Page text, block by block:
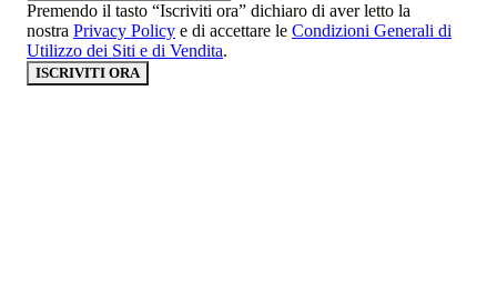
Premendo il tasto “Iscriviti ora” dichiaro di aver letto la
nostra Privacy Policy e di accettare le Condizioni Generali di
Utilizzo dei Siti e di Vendita.
ISCRIVITI ORA